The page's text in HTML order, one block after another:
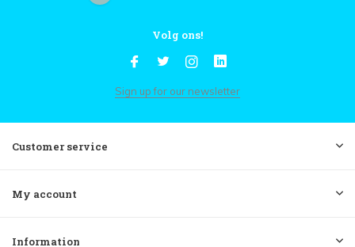
Volg ons!
Sign up for our newsletter
Customer service
My account
Information